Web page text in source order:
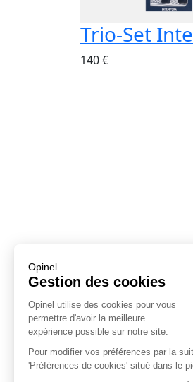
Opinel
Gestion des cookies
Opinel utilise des cookies pour vous
permettre d'avoir la meilleure
expérience possible sur notre site.
Pour modifier vos préférences par la
'Préférences de cookies' situé dans le
Trio-Set
140 €
Lieferung
Infos Corporate